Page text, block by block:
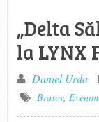
„Delta
la LYNX
Daniel Urda
Brasov,